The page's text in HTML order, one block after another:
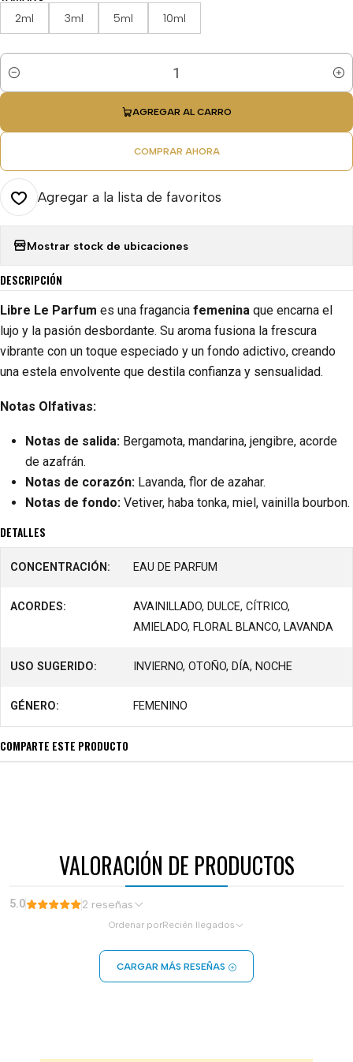
2ml 3ml 5ml 10ml
Cantidad
AGREGAR AL CARRO
COMPRAR AHORA
Agregar a la lista de favoritos
Mostrar stock de ubicaciones
DESCRIPCIÓN
Libre Le Parfum es una fragancia femenina que encarna el
lujo y la pasión desbordante. Su aroma fusiona la frescura
vibrante con un toque especiado y un fondo adictivo, creando
una estela envolvente que destila confianza y sensualidad.
Notas Olfativas:
Notas de salida: Bergamota, mandarina, jengibre, acorde
de azafrán.
Notas de corazón: Lavanda, flor de azahar.
Notas de fondo: Vetiver, haba tonka, miel, vainilla bourbon.
DETALLES
CONCENTRACIÓN: EAU DE PARFUM
ACORDES:
AVAINILLADO, DULCE, CÍTRICO,
AMIELADO, FLORAL BLANCO, LAVANDA
USO SUGERIDO: INVIERNO, OTOÑO, DÍA, NOCHE
GÉNERO: FEMENINO
COMPARTE ESTE PRODUCTO
VALORACIÓN DE PRODUCTOS
5.0 2 reseñas
Ordenar porRecién llegados
CARGAR MÁS RESEÑAS